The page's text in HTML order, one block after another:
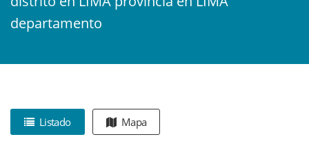
departamento
Listado Mapa